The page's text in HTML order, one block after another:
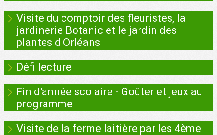
Visite du comptoir des fleuristes, la
jardinerie Botanic et le jardin des
plantes d'Orléans
Défi lecture
Fin d'année scolaire - Goûter et jeux au
programme
Visite de la ferme laitière par les 4ème